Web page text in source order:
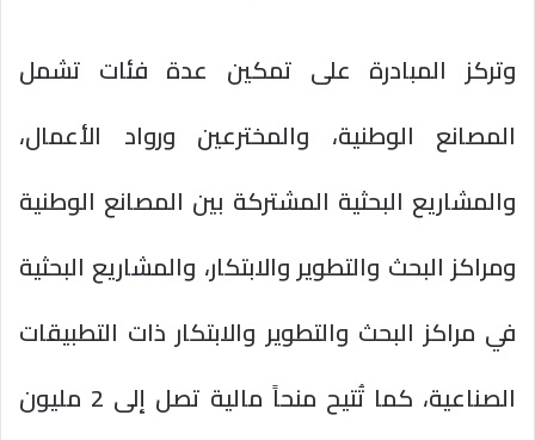
وتركز المبادرة على تمكين عدة فئات تشمل
المصانع الوطنية، والمخترعين ورواد الأعمال،
والمشاريع البحثية المشتركة بين المصانع الوطنية
ومراكز البحث والتطوير والابتكار، والمشاريع البحثية
في مراكز البحث والتطوير والابتكار ذات التطبيقات
الصناعية، كما تُتيح منحاً مالية تصل إلى 2 مليون